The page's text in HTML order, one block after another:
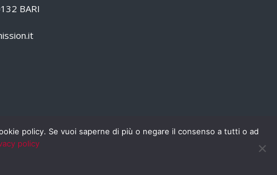
BARI
policy. Se vuoi saperne di più o negare il consenso a tutti o ad
policy